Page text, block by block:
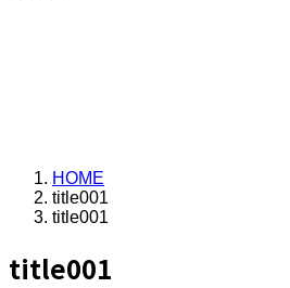
HOME
title001
title001
title001